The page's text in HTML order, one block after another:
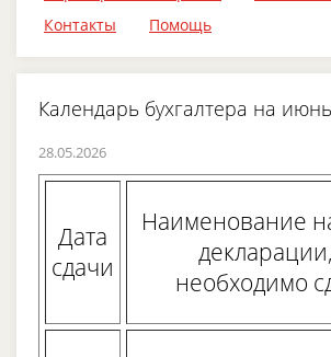
Контакты
Помощь
Календарь бухгалтера на
28.05.2026
Дата
сдачи
Наименование
необходимо